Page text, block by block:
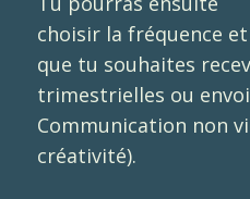
choisir la fréquence
que tu souhaites
trimestrielles ou
Communication non
créativité).